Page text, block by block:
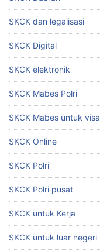
SKCK dan legalisasi
SKCK Digital
SKCK elektronik
SKCK Mabes Polri
SKCK Mabes untuk visa
SKCK Online
SKCK Polri
SKCK Polri pusat
SKCK untuk Kerja
SKCK untuk luar negeri